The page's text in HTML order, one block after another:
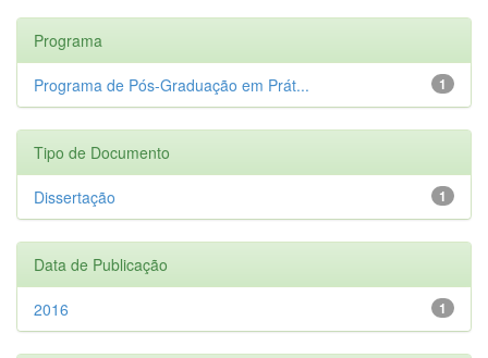
Programa
1
Programa de Pós-Graduação em Prát...
Tipo de Documento
1
Dissertação
Data de Publicação
1
2016